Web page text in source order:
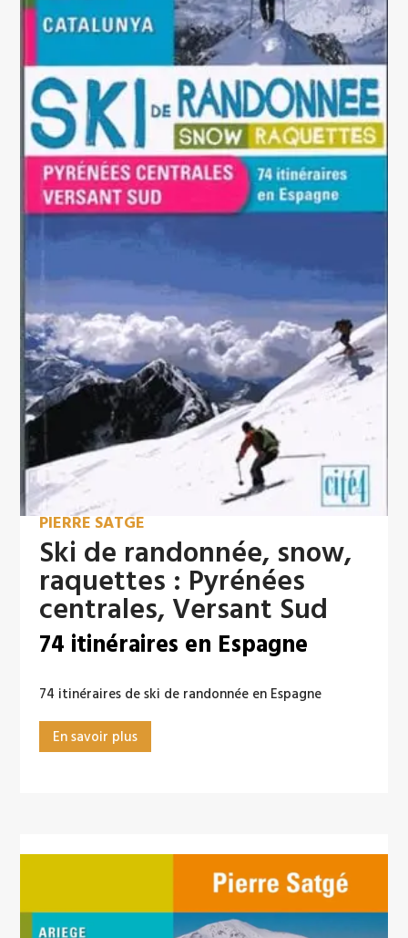
PIERRE SATGÉ
Ski de randonnée, snow,
raquettes : Pyrénées
centrales, Versant Sud
74 itinéraires en Espagne
74 itinéraires de ski de randonnée en Espagne
En savoir plus